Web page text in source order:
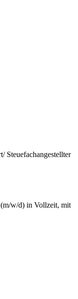
Steuefachangestellter
(m/w/d) in Vollzeit, mit